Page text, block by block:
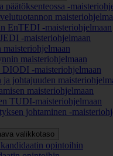
-
EnTEDI -maisteriohjelmaan
-maisteriohjelmaan
maisteriohjelmaan
-maisteriohjelmaan
johtajuuden
maisteriohjelmaan
TUDI-maisteriohjelmaan
johtaminen -
valikkotaso
opintoihin